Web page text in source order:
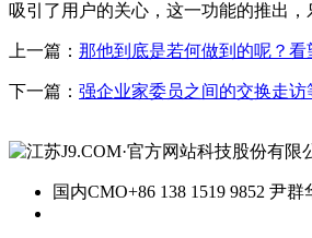
吸引了用户的关心，这一功能的推出
上一篇： 那他到底是若何做到的呢？
下一篇： 强企业家委员之间的交换走访
国内CMO+86 138 1519 9852 尹群